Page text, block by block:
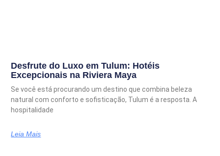
Desfrute do Luxo em Tulum: Hotéis
Excepcionais na Riviera Maya
Se você está procurando um destino que combina beleza
natural com conforto e sofisticação, Tulum é a resposta. A
hospitalidade
Leia Mais